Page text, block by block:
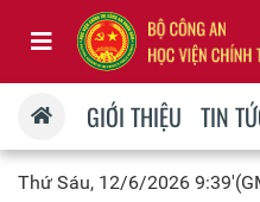
GIỚI THIỆU TIN
Thứ Sáu, 12/6/2026